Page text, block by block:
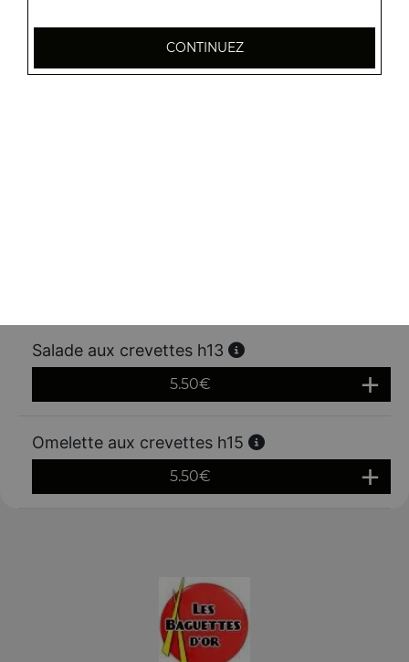
Raviolis pékinois grillés 5 pcs h10
Salade aux crevettes h13
5.50€
Omelette aux crevettes h15
5.50€
CONTINUEZ